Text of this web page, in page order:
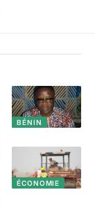
BÉNIN
ÉCONOMIE